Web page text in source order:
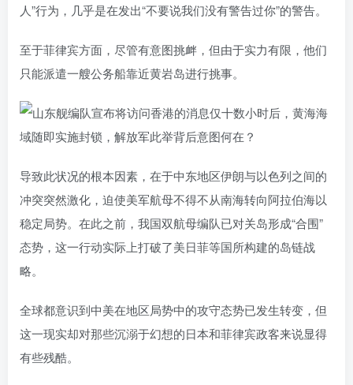
人”行为，几乎是在发出“不要说我们没有警告过你”的警告。
至于菲律宾方面，尽管有意图挑衅，但由于实力有限，他们
只能派遣一艘公务船靠近黄岩岛进行挑事。
导致此状况的根本因素，在于中东地区伊朗与以色列之间的
冲突突然激化，迫使美军航母不得不从南海转向阿拉伯海以
稳定局势。在此之前，我国双航母编队已对关岛形成“合围”
态势，这一行动实际上打破了美日菲等国所构建的岛链战
略。
全球都意识到中美在地区局势中的攻守态势已发生转变，但
这一现实却对那些沉溺于幻想的日本和菲律宾政客来说显得
有些残酷。